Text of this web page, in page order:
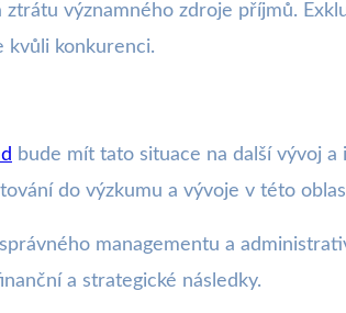
významného zdroje příjmů.
kvůli konkurenci.
bude mít tato situace na další vývoj
do výzkumu a vývoje v této
managementu a
a strategické následky.